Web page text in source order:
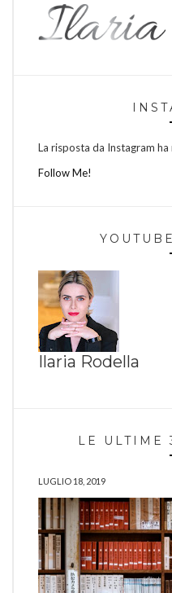
La risposta da Instagram
Follow Me!
Ilaria Rodella
LE ULTIME
LUGLIO 18, 2019